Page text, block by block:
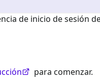
de inicio de sesión
para comenzar.